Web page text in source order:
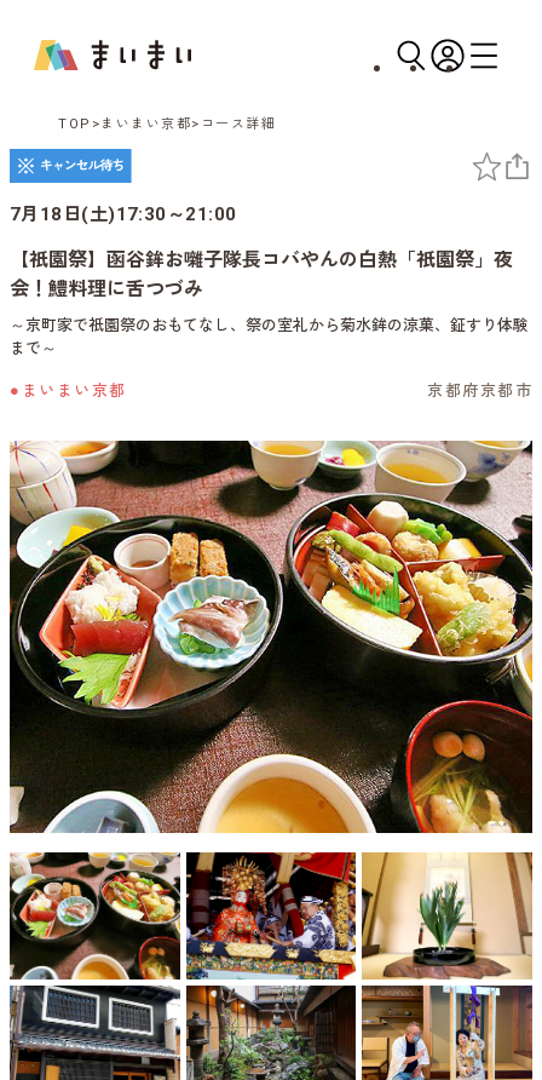
TOP まいまい京都 コース詳細
7月18日(土)17:30～21:00
【祇園祭】函谷鉾お囃子隊長コバやんの白熱「祇園祭」夜
会！鱧料理に舌つづみ
～京町家で祇園祭のおもてなし、祭の室礼から菊水鉾の涼菓、鉦すり体験
まで～
●まいまい京都 京都府京都市